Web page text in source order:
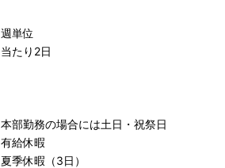
週単位
当たり2日
本部勤務の場合には土日・祝祭日
有給休暇
夏季休暇（3日）